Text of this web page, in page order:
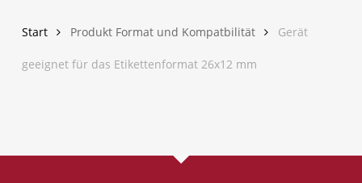
Start Produkt Format und Kompatbilität Gerät
geeignet für das Etikettenformat 26x12 mm